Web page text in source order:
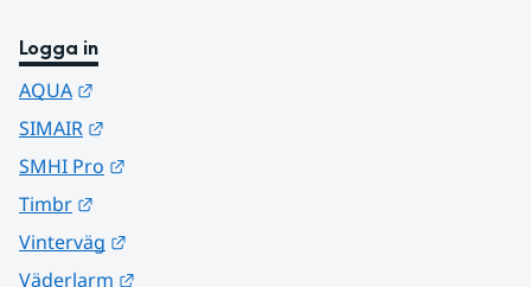
Logga in
AQUA
SIMAIR
SMHI Pro
Timbr
Vinterväg
Väderlarm